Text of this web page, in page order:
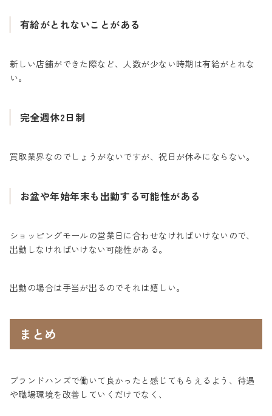
有給がとれないことがある
新しい店舗ができた際など、人数が少ない時期は有給がとれな
い。
完全週休2日制
買取業界なのでしょうがないですが、祝日が休みにならない。
お盆や年始年末も出勤する可能性がある
ショッピングモールの営業日に合わせなければいけないので、
出勤しなければいけない可能性がある。
出勤の場合は手当が出るのでそれは嬉しい。
まとめ
ブランドハンズで働いて良かったと感じてもらえるよう、待遇
や職場環境を改善していくだけでなく、